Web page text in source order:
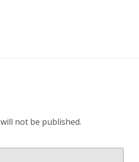
not be published.